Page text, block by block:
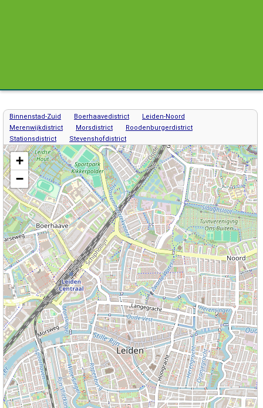
Binnenstad-Zuid Boerhaavedistrict
Leiden-Noord
Merenwijkdistrict
Morsdistrict
Roodenburgerdistrict
Stationsdistrict
Stevenshofdistrict
Kaart / Plattegrond Leiden centrum
+
−